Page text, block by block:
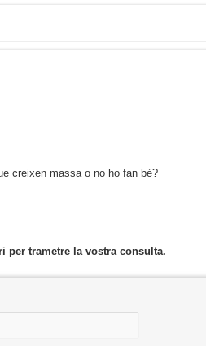
creixen massa o no ho fan bé?
per trametre la vostra consulta.